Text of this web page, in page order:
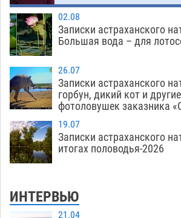
02.08
Записки астраханского
Большая вода – для
26.07
Записки астраханского
горбун, дикий кот и
фотоловушек заказника
19.07
Записки астраханского
итогах половодья-2026
ИНТЕРВЬЮ
21.04